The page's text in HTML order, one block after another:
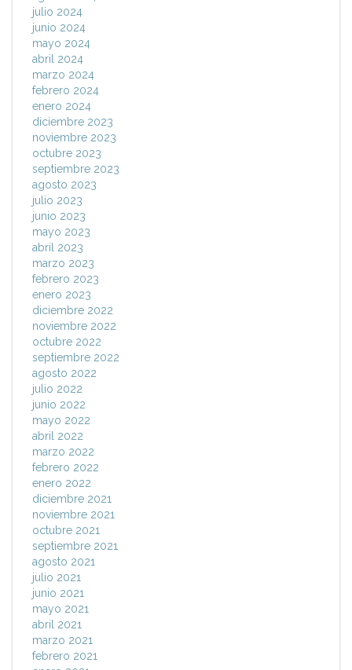
julio 2024
junio 2024
mayo 2024
abril 2024
marzo 2024
febrero 2024
enero 2024
diciembre 2023
noviembre 2023
octubre 2023
septiembre 2023
agosto 2023
julio 2023
junio 2023
mayo 2023
abril 2023
marzo 2023
febrero 2023
enero 2023
diciembre 2022
noviembre 2022
octubre 2022
septiembre 2022
agosto 2022
julio 2022
junio 2022
mayo 2022
abril 2022
marzo 2022
febrero 2022
enero 2022
diciembre 2021
noviembre 2021
octubre 2021
septiembre 2021
agosto 2021
julio 2021
junio 2021
mayo 2021
abril 2021
marzo 2021
febrero 2021